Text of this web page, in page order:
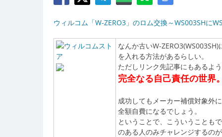
ウィルコム「W-ZERO3」のロム交換～WS003SHに
なんか古いW-
を入れる方法があるらしい。
ただしリンク先記事にもあるよ
完全なる自己責任の世界
成功してもメーカー補償対象外
全額自費になるでしょう。
ということで、こういうことも
のある人のみチャレンジするの